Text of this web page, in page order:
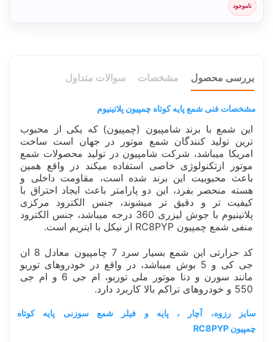
ناموجود
بررسی محصول مشخصات سوالات متداول
مشخصات فنی شمع پایه کوتاه چمپیون پلاتینیوم
این شمع با برند شامپیون (چمپیون) که یکی از محبوب
ترین تولید کنندگان شمع موتور در جهان است ساخت
امریکا میباشد، شرکت شامپیون در تولید محصولات شمع
موتور ازتکنولوژی خاصی استفاده میکند در واقع همین
باعث محبوبیت این برند شده است، مقاومت داخلی و
هسته منحصر بفرد، این دو پارامتر باعث ایجاد احتراق با
کیفیت تر و دقیق تر میشوند، جنس الکترود مرکزی
پلاتینیوم با جوش لیزری 360 درجه میباشد، جنس الکترود
منفی شمع چمپیون RC8PYP از نیکل با ایتریم است.
کد حرارتی این شمع بسیار سرد 7 چامپیون معادل 8 ان
جی کی و 5 بوش میباشد، در واقع در خودروهای توربو
مانند سورن و دنا موتور ملی توربو، ام جی 6 و ام جی
550 و خودروهای تراکم بالا کاربرد دارد.
سایز رزوه، آچار ، پایه و فیلر شمع سوزنی پایه کوتاه
چمپیون RC8PYP